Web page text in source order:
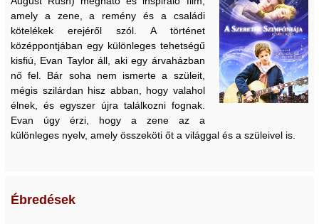
amely a zene, a remény és a családi
kötelékek erejéről szól. A történet
középpontjában egy különleges tehetségű
kisfiú, Evan Taylor áll, aki egy árvaházban
nő fel. Bár soha nem ismerte a szüleit,
mégis szilárdan hisz abban, hogy valahol
élnek, és egyszer újra találkozni fognak.
Evan úgy érzi, hogy a zene az a
különleges nyelv, amely összeköti őt a világgal és a szüleivel is.
Ébredések